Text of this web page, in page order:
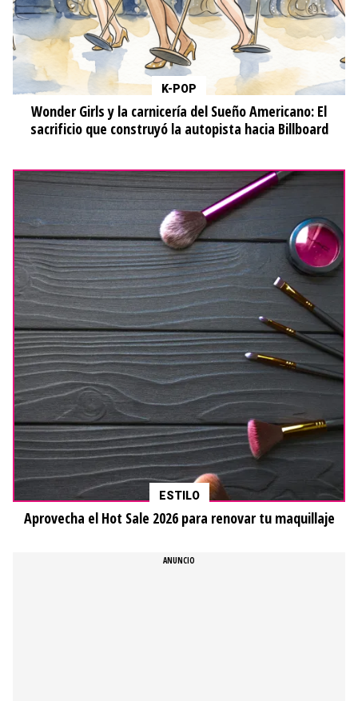
K-POP
Wonder Girls y la carnicería del Sueño Americano: El
sacrificio que construyó la autopista hacia Billboard
ESTILO
Aprovecha el Hot Sale 2026 para renovar tu maquillaje